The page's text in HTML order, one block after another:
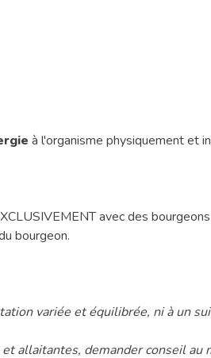
à l'organisme physiquement et
avec des
bourgeon.
variée et équilibrée, ni à un
allaitantes, demander conseil au